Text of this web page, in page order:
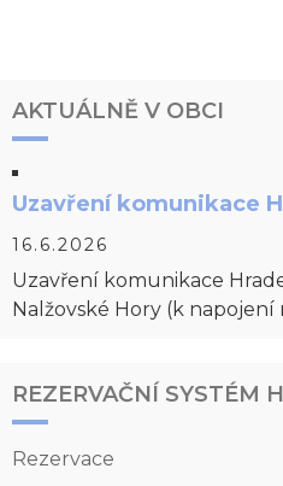
AKTUÁLNĚ V OBCI
Uzavření komunikace
16.6.2026
Uzavření komunikace
Nalžovské Hory (k napojení
REZERVAČNÍ SYSTÉM
Rezervace